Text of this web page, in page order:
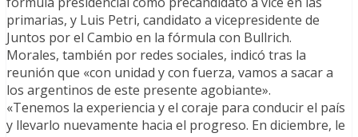
primarias, y Luis Petri, candidato a vicepresidente de
Juntos por el Cambio en la fórmula con Bullrich.
Morales, también por redes sociales, indicó tras la
reunión que «con unidad y con fuerza, vamos a sacar a
los argentinos de este presente agobiante».
«Tenemos la experiencia y el coraje para conducir el país
y llevarlo nuevamente hacia el progreso. En diciembre, le